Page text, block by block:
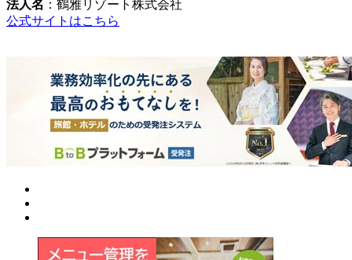
法人名 ：鶴雅リゾート株式会社
公式サイトはこちら